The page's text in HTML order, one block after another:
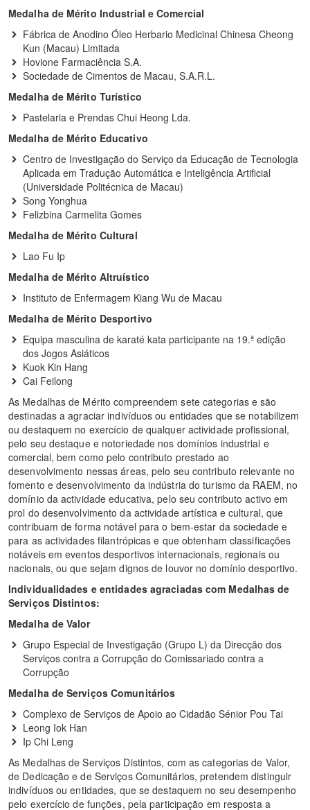
Medalha de Mérito Industrial e Comercial
Fábrica de Anodino Óleo Herbario Medicinal Chinesa Cheong
Kun (Macau) Limitada
Hovione Farmaciência S.A.
Sociedade de Cimentos de Macau, S.A.R.L.
Medalha de Mérito Turístico
Pastelaria e Prendas Chui Heong Lda.
Medalha de Mérito Educativo
Centro de Investigação do Serviço da Educação de Tecnologia
Aplicada em Tradução Automática e Inteligência Artificial
(Universidade Politécnica de Macau)
Song Yonghua
Felizbina Carmelita Gomes
Medalha de Mérito Cultural
Lao Fu Ip
Medalha de Mérito Altruístico
Instituto de Enfermagem Kiang Wu de Macau
Medalha de Mérito Desportivo
Equipa masculina de karaté kata participante na 19.ª edição
dos Jogos Asiáticos
Kuok Kin Hang
Cai Feilong
As Medalhas de Mérito compreendem sete categorias e são
destinadas a agraciar indivíduos ou entidades que se notabilizem
ou destaquem no exercício de qualquer actividade profissional,
pelo seu destaque e notoriedade nos domínios industrial e
comercial, bem como pelo contributo prestado ao
desenvolvimento nessas áreas, pelo seu contributo relevante no
fomento e desenvolvimento da indústria do turismo da RAEM, no
domínio da actividade educativa, pelo seu contributo activo em
prol do desenvolvimento da actividade artística e cultural, que
contribuam de forma notável para o bem-estar da sociedade e
para as actividades filantrópicas e que obtenham classificações
notáveis em eventos desportivos internacionais, regionais ou
nacionais, ou que sejam dignos de louvor no domínio desportivo.
Individualidades e entidades agraciadas com Medalhas de
Serviços Distintos:
Medalha de Valor
Grupo Especial de Investigação (Grupo L) da Direcção dos
Serviços contra a Corrupção do Comissariado contra a
Corrupção
Medalha de Serviços Comunitários
Complexo de Serviços de Apoio ao Cidadão Sénior Pou Tai
Leong Iok Han
Ip Chi Leng
As Medalhas de Serviços Distintos, com as categorias de Valor,
de Dedicação e de Serviços Comunitários, pretendem distinguir
indivíduos ou entidades, que se destaquem no seu desempenho
pelo exercício de funções, pela participação em resposta a